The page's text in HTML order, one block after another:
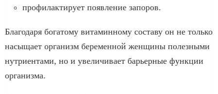
профилактирует появление запоров.
Благодаря богатому витаминному составу он не только
насыщает организм беременной женщины полезными
нутриентами, но и увеличивает барьерные функции
организма.